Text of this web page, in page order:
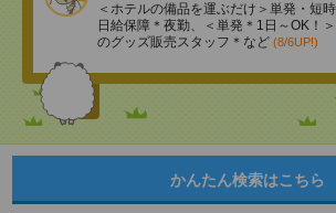
＜ホテルの備品を運ぶだけ＞単発・短
日給保障＊夜勤、＜単発＊1日～OK！
のグッズ販売スタッフ＊など (8/6UP!)
かんたん検索はこちら